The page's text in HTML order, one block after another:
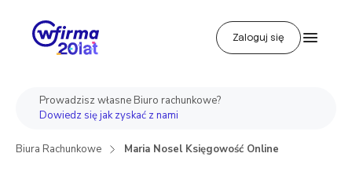
Zaloguj się
Biura Rachunkowe Maria Nosel Księgowość Online
Prowadzisz własne Biuro rachunkowe?
Dowiedz się jak zyskać z nami